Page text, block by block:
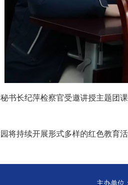
书长纪萍检察官受邀讲授主题团
将持续开展形式多样的红色教育
主办单位